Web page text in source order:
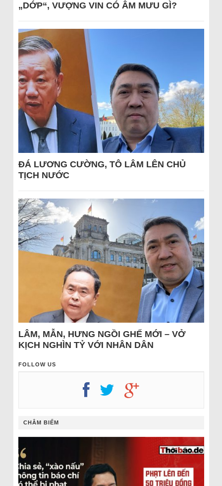
„DỚP“, VƯỢNG VIN CÓ ÂM MƯU GÌ?
ĐÁ LƯƠNG CƯỜNG, TÔ LÂM LÊN CHỦ
TỊCH NƯỚC
LÂM, MẪN, HƯNG NGỒI GHẾ MỚI – VỞ
KỊCH NGHÌN TỶ VỚI NHÂN DÂN
FOLLOW US
CHÂM BIẾM